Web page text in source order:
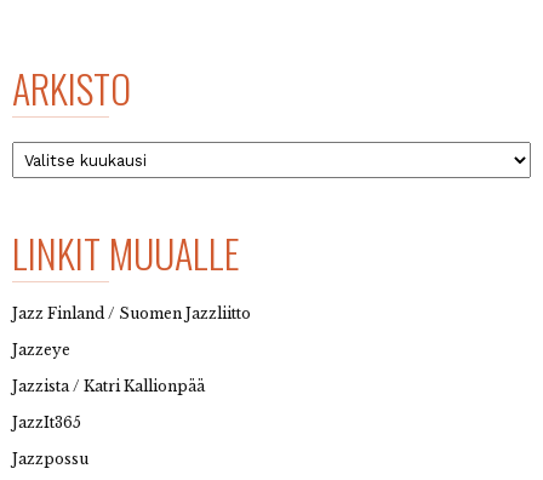
ARKISTO
Arkisto
LINKIT MUUALLE
Jazz Finland / Suomen Jazzliitto
Jazzeye
Jazzista / Katri Kallionpää
JazzIt365
Jazzpossu